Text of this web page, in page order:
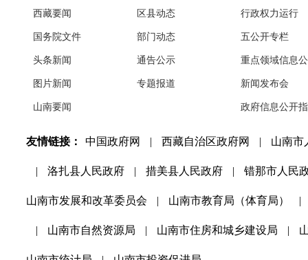
西藏要闻
国务院文件
头条新闻
图片新闻
山南要闻
区县动态
部门动态
通告公示
专题报道
行政权力运行
五公开专栏
重点领域信息
新闻发布会
政府信息公开
友情链接： 中国政府网 | 西藏自治区政府网 | 山南市
| 洛扎县人民政府 | 措美县人民政府 | 错那市人民
山南市发展和改革委员会 | 山南市教育局（体育局） |
| 山南市自然资源局 | 山南市住房和城乡建设局 |